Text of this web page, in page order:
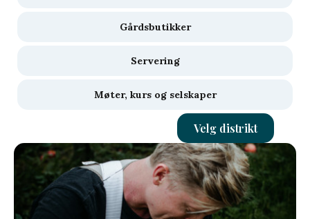
Gårdsbutikker
Servering
Møter, kurs og selskaper
Velg distrikt